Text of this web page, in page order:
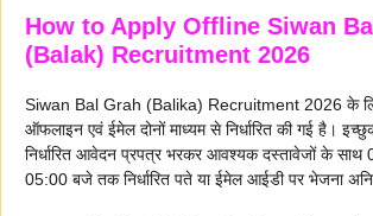
How to Apply Offline Siwan
(Balak) Recruitment 2026
Siwan Bal Grah (Balika) Recruitment 2026 के
ऑफलाइन एवं ईमेल दोनों माध्यम से निर्धारित की गई है।
निर्धारित आवेदन प्रपत्र भरकर आवश्यक दस्तावेजों के
05:00 बजे तक निर्धारित पते या ईमेल आईडी पर भेजना